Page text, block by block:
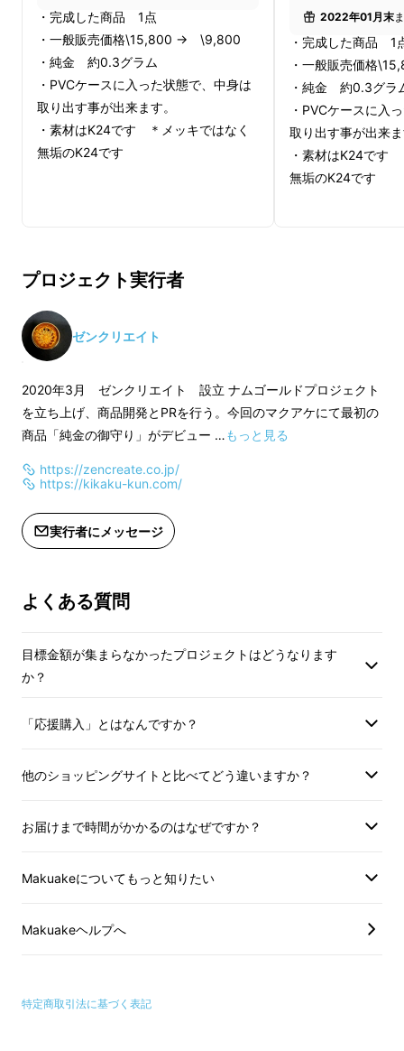
お財布にすっぽり入るサイズ。カードケースに
も入ります。お財布を開けるたびに黄金の御守
りが目に入り、豊な気持ちになれます。
50×70ｍｍのビニールケースに入った御守
り。中の純金モチーフは取り出して見る事がで
・完成した商品 1点
・一般販売価格\15,800 → \9,800
・純金 約0.3グラム
・PVCケースに入った状態で、中身は
取り出す事が出来ます。
・素材はK24です ＊メッキではなく
無垢のK24です
2022年01月末
・完成した商品 1
・一般販売価格
・純金 約0.3グラ
・PVCケースに入
取り出す事が出来
・素材はK24です
無垢のK24です
プロジェクト実行者
ゼンクリエイト
2020年3月 ゼンクリエイト 設立 ナムゴールドプロジェクト
を立ち上げ、商品開発とPRを行う。今回のマクアケにて最初の
商品「純金の御守り」がデビュー …もっと見る
https://zencreate.co.jp/
https://kikaku-kun.com/
実行者にメッセージ
よくある質問
目標金額が集まらなかったプロジェクトはどうなります
か？
「応援購入」とはなんですか？
他のショッピングサイトと比べてどう違いますか？
お届けまで時間がかかるのはなぜですか？
Makuakeについてもっと知りたい
Makuakeヘルプへ
特定商取引法に基づく表記